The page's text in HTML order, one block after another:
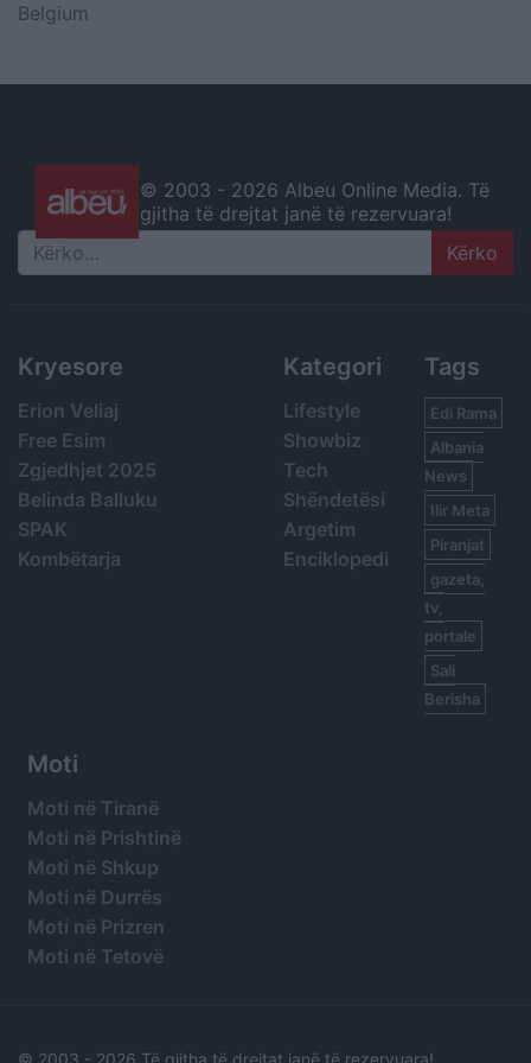
Belgium
© 2003 - 2026 Albeu Online Media. Të
gjitha të drejtat janë të rezervuara!
Search
Kryesore
Erion Veliaj
Free Esim
Zgjedhjet 2025
Belinda Balluku
SPAK
Kombëtarja
Kategori
Lifestyle
Showbiz
Tech
Shëndetësi
Argetim
Enciklopedi
Tags
Edi Rama
Albania
News
Ilir Meta
Piranjat
gazeta,
tv,
portale
Sali
Berisha
Moti
Moti në Tiranë
Moti në Prishtinë
Moti në Shkup
Moti në Durrës
Moti në Prizren
Moti në Tetovë